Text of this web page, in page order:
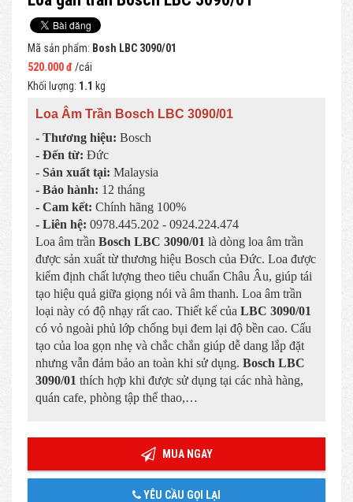
Mã sản phẩm: Bosh LBC 3090/01
520.000 đ /cái
Khối lượng: 1.1 kg
Loa Âm Trần Bosch LBC 3090/01
- Thương hiệu: Bosch
- Đến từ: Đức
- Sản xuất tại: Malaysia
- Bảo hành: 12 tháng
- Cam kết: Chính hãng 100%
- Liên hệ: 0978.445.202 - 0924.224.474
Loa âm trần Bosch LBC 3090/01 là dòng loa âm trần
được sản xuất từ thương hiệu Bosch của Đức. Loa được
kiểm định chất lượng theo tiêu chuẩn Châu Âu, giúp tái
tạo hiệu quả giữa giọng nói và âm thanh. Loa âm trần
loại này có độ nhạy rất cao. Thiết kế của LBC 3090/01
có vỏ ngoài phủ lớp chống bụi đem lại độ bền cao. Cấu
tạo của loa gọn nhẹ và chắc chắn giúp dễ dang lắp đặt
nhưng vẫn đảm bảo an toàn khi sử dụng. Bosch LBC
3090/01 thích hợp khi được sử dụng tại các nhà hàng,
quán cafe, phòng tập thể thao,…
MUA NGAY
YÊU CẦU GỌI LẠI